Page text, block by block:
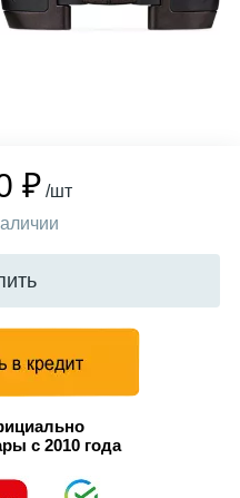
₽ /шт
с 2010 года